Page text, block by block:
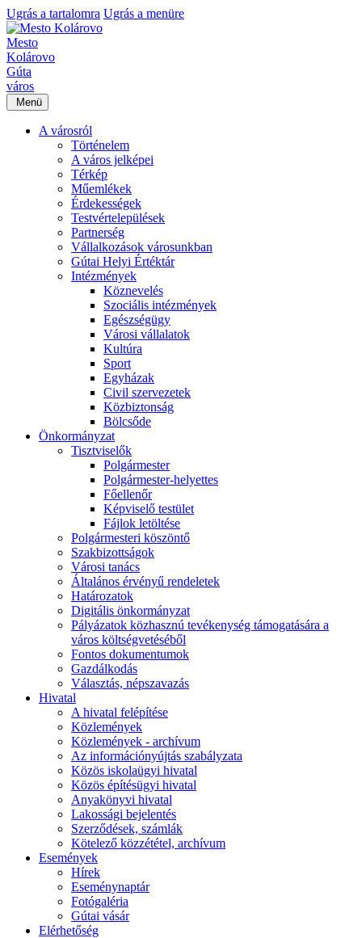
Ugrás a tartalomra Ugrás a menüre
Mesto
Kolárovo
Gúta
város
Menü
A városról
Történelem
A város jelképei
Térkép
Műemlékek
Érdekességek
Testvértelepülések
Partnerség
Vállalkozások városunkban
Gútai Helyi Értéktár
Intézmények
Köznevelés
Szociális intézmények
Egészségügy
Városi vállalatok
Kultúra
Sport
Egyházak
Civil szervezetek
Közbiztonság
Bölcsőde
Önkormányzat
Tisztviselők
Polgármester
Polgármester-helyettes
Főellenőr
Képviselő testület
Fájlok letöltése
Polgármesteri köszöntő
Szakbizottságok
Városi tanács
Általános érvényű rendeletek
Határozatok
Digitális önkormányzat
Pályázatok közhasznú tevékenység támogatására a
város költségvetéséből
Fontos dokumentumok
Gazdálkodás
Választás, népszavazás
Hivatal
A hivatal felépítése
Közlemények
Közlemények - archívum
Az információnyújtás szabályzata
Közös iskolaügyi hivatal
Közös építésügyi hivatal
Anyakönyvi hivatal
Lakossági bejelentés
Szerződések, számlák
Kötelező közzététel, archívum
Események
Hírek
Eseménynaptár
Fotógaléria
Gútai vásár
Elérhetőség